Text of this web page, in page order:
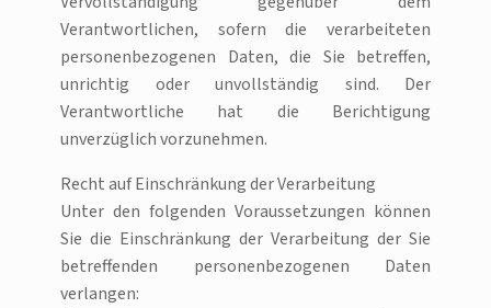
Verantwortlichen, sofern die verarbeiteten
personenbezogenen Daten, die Sie betreffen,
unrichtig oder unvollständig sind. Der
Verantwortliche hat die Berichtigung
unverzüglich vorzunehmen.
Recht auf Einschränkung der Verarbeitung
Unter den folgenden Voraussetzungen können
Sie die Einschränkung der Verarbeitung der Sie
betreffenden personenbezogenen Daten
verlangen: